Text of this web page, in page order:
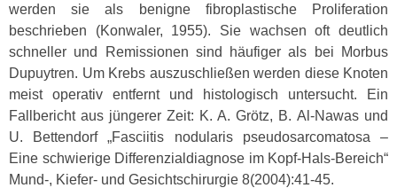
werden sie als benigne fibroplastische Proliferation
beschrieben (Konwaler, 1955). Sie wachsen oft deutlich
schneller und Remissionen sind häufiger als bei Morbus
Dupuytren. Um Krebs auszuschließen werden diese Knoten
meist operativ entfernt und histologisch untersucht. Ein
Fallbericht aus jüngerer Zeit: K. A. Grötz, B. Al-Nawas und
U. Bettendorf „Fasciitis nodularis pseudosarcomatosa –
Eine schwierige Differenzialdiagnose im Kopf-Hals-Bereich“
Mund-, Kiefer- und Gesichtschirurgie 8(2004):41-45.